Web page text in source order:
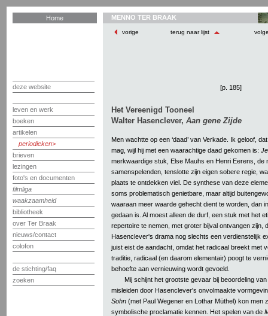
Home
deze website
leven en werk
boeken
artikelen
periodieken
brieven
lezingen
foto's en documenten
filmliga
waakzaamheid
bibliotheek
over Ter Braak
nieuws/contact
colofon
de stichting/faq
zoeken
MENNO TER BRAAK
vorige terug naar lijst
[p. 185]
Het Vereenigd Tooneel
Walter Hasenclever, Aan gene Zijde
Men wachtte op een ‘daad’ van Verkade. Ik geloof,
mag, wijl hij met een waarachtige daad gekomen is:
merkwaardige stuk, Else Mauhs en Henri Eerens, de
samenspelenden, tenslotte zijn eigen sobere regie,
plaats te ontdekken viel. De synthese van deze
soms problematisch genietbare, maar altijd
waaraan meer waarde gehecht dient te worden, dan
gedaan is. Al moest alleen de durf, een stuk met het
repertoire te nemen, met groter bijval ontvangen zijn,
Hasenclever's drama nog slechts een verdienstelijk
juist eist de aandacht, omdat het radicaal breekt met
traditie, radicaal (en daarom elementair) poogt te
behoefte aan vernieuwing wordt gevoeld.
Mij schijnt het grootste gevaar bij beoordeling van
misleiden door Hasenclever's onvolmaakte
Sohn (met Paul Wegener en Lothar Müthel) kon men
symbolische proclamatie kennen. Het spelen van de